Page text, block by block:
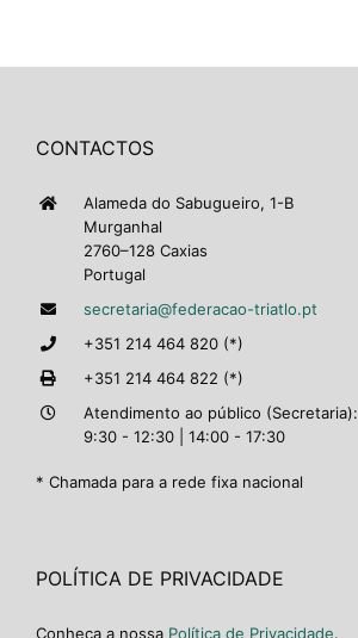
CONTACTOS
Alameda do Sabugueiro, 1-B
Murganhal
2760–128 Caxias
Portugal
secretaria@federacao-triatlo.pt
+351 214 464 820 (*)
+351 214 464 822 (*)
Atendimento ao público (Secretaria):
9:30 - 12:30 | 14:00 - 17:30
* Chamada para a rede fixa nacional
POLÍTICA DE PRIVACIDADE
Conheça a nossa Política de Privacidade.